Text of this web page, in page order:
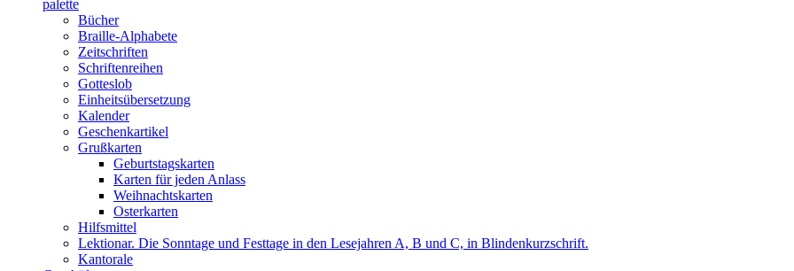
Druckerei
gGmbH
palette
Bücher
Braille-Alphabete
Zeitschriften
Schriftenreihen
Gotteslob
Einheitsübersetzung
Kalender
Geschenkartikel
Grußkarten
Geburtstagskarten
Karten für jeden Anlass
Weihnachtskarten
Osterkarten
Hilfsmittel
Lektionar. Die Sonntage und Festtage in den Lesejahren A, B und C, in Blindenkurzschrift.
Kantorale